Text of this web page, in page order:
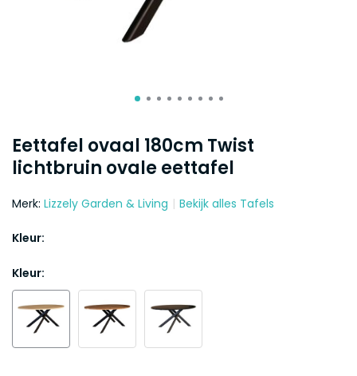
Eettafel ovaal 180cm Twist
lichtbruin ovale eettafel
Merk: Lizzely Garden & Living Bekijk alles Tafels
Kleur:
Kleur: